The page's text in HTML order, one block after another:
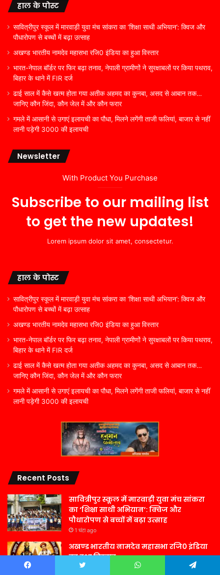
हाल के पोस्ट
सावित्रीपुर स्कूल में मारवाड़ी युवा मंच सांकरा का ‘शिक्षा साथी अभियान’: क्विज और
पौधारोपण से बच्चों में बढ़ा उत्साह
अखण्ड भारतीय नामदेव महासभा रजि0 इंडिया का हुआ विस्तार
भारत-नेपाल बॉर्डर पर फिर बढ़ा तनाव, नेपाली ग्रामीणों ने सुरक्षाबलों पर किया पथराव,
बिहार के थाने में FIR दर्ज
ढाई साल में कैसे खत्म होता गया अतीक अहमद का कुनबा, असद से आबान तक…
जानिए कौन जिंदा, कौन जेल में और कौन फरार
गमले में आसानी से उगाएं इलायची का पौधा, मिलने लगेंगी ताजी फलियां, बाजार से नहीं
लानी पड़ेगी 3000 की इलायची
Newsletter
With Product You Purchase
Subscribe to our mailing list
to get the new updates!
Lorem ipsum dolor sit amet, consectetur.
हाल के पोस्ट
सावित्रीपुर स्कूल में मारवाड़ी युवा मंच सांकरा का ‘शिक्षा साथी अभियान’: क्विज और
पौधारोपण से बच्चों में बढ़ा उत्साह
अखण्ड भारतीय नामदेव महासभा रजि0 इंडिया का हुआ विस्तार
भारत-नेपाल बॉर्डर पर फिर बढ़ा तनाव, नेपाली ग्रामीणों ने सुरक्षाबलों पर किया पथराव,
बिहार के थाने में FIR दर्ज
ढाई साल में कैसे खत्म होता गया अतीक अहमद का कुनबा, असद से आबान तक…
जानिए कौन जिंदा, कौन जेल में और कौन फरार
गमले में आसानी से उगाएं इलायची का पौधा, मिलने लगेंगी ताजी फलियां, बाजार से नहीं
लानी पड़ेगी 3000 की इलायची
Recent Posts
सावित्रीपुर स्कूल में मारवाड़ी युवा मंच सांकरा
का ‘शिक्षा साथी अभियान’: क्विज और
पौधारोपण से बच्चों में बढ़ा उत्साह
1 घंटा ago
अखण्ड भारतीय नामदेव महासभा रजि0 इंडिया
का हुआ विस्तार
8 घंटे ago